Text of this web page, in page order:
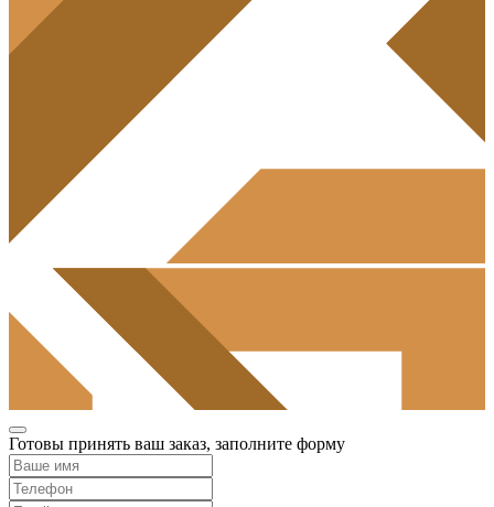
Готовы принять ваш заказ, заполните форму